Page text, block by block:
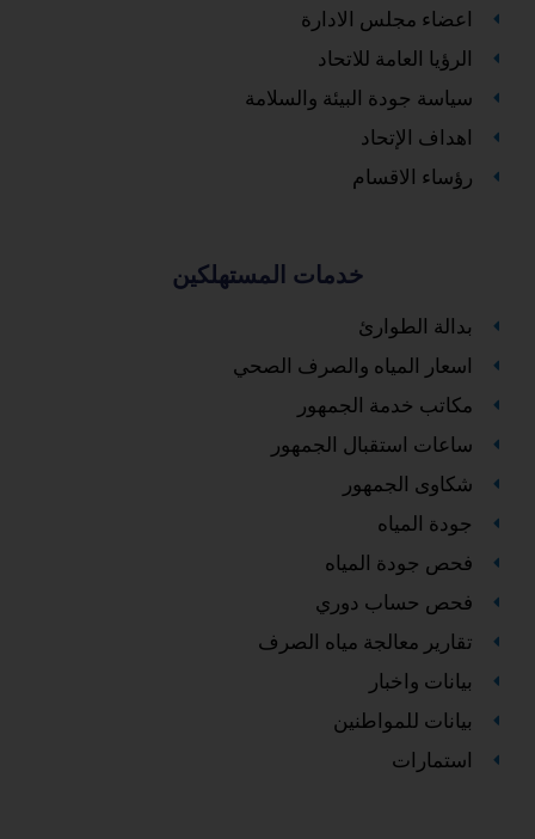
اعضاء مجلس الادارة
الرؤيا العامة للاتحاد
سياسة جودة البيئة والسلامة
اهداف الإتحاد
رؤساء الاقسام
خدمات المستهلكين
بدالة الطوارئ
اسعار المياه والصرف الصحي
مكاتب خدمة الجمهور
ساعات استقبال الجمهور
شكاوى الجمهور
جودة المياه
فحص جودة المياه
فحص حساب دوري
تقارير معالجة مياه الصرف
بيانات واخبار
بيانات للمواطنين
استمارات